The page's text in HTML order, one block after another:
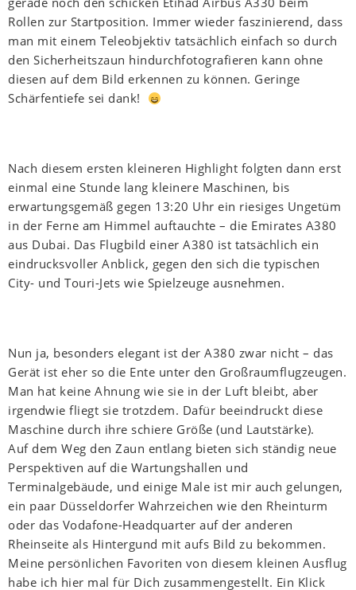
Rollen zur Startposition. Immer wieder faszinierend, dass
man mit einem Teleobjektiv tatsächlich einfach so durch
den Sicherheitszaun hindurchfotografieren kann ohne
diesen auf dem Bild erkennen zu können. Geringe
Schärfentiefe sei dank!
Nach diesem ersten kleineren Highlight folgten dann erst
einmal eine Stunde lang kleinere Maschinen, bis
erwartungsgemäß gegen 13:20 Uhr ein riesiges Ungetüm
in der Ferne am Himmel auftauchte – die Emirates A380
aus Dubai. Das Flugbild einer A380 ist tatsächlich ein
eindrucksvoller Anblick, gegen den sich die typischen
City- und Touri-Jets wie Spielzeuge ausnehmen.
Nun ja, besonders elegant ist der A380 zwar nicht – das
Gerät ist eher so die Ente unter den Großraumflugzeugen.
Man hat keine Ahnung wie sie in der Luft bleibt, aber
irgendwie fliegt sie trotzdem. Dafür beeindruckt diese
Maschine durch ihre schiere Größe (und Lautstärke).
Auf dem Weg den Zaun entlang bieten sich ständig neue
Perspektiven auf die Wartungshallen und
Terminalgebäude, und einige Male ist mir auch gelungen,
ein paar Düsseldorfer Wahrzeichen wie den Rheinturm
oder das Vodafone-Headquarter auf der anderen
Rheinseite als Hintergund mit aufs Bild zu bekommen.
Meine persönlichen Favoriten von diesem kleinen Ausflug
habe ich hier mal für Dich zusammengestellt. Ein Klick